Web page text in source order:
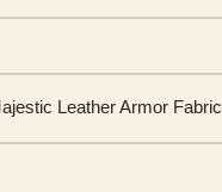
Leather Armor Fabric